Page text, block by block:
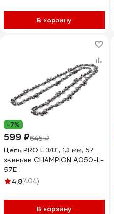
В корзину
-7%
599 ₽645 ₽
Цепь PRO L 3/8", 1.3 мм, 57
звеньев CHAMPION A050-L-
57E
4.8(404)
В корзину